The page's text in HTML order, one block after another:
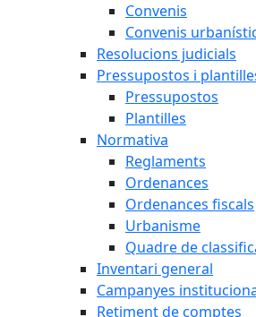
Convenis
Convenis
Resolucions judicials
Pressupostos i
Pressupostos
Plantilles
Normativa
Reglaments
Ordenances
Ordenances fiscals
Urbanisme
Quadre de
Inventari general
Campanyes
Retiment de comptes